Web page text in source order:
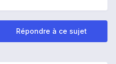
Répondre à ce sujet